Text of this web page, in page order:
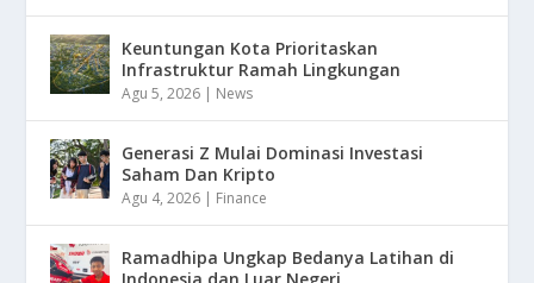
Keuntungan Kota Prioritaskan
Infrastruktur Ramah Lingkungan
Agu 5, 2026 | News
Generasi Z Mulai Dominasi Investasi
Saham Dan Kripto
Agu 4, 2026 | Finance
Ramadhipa Ungkap Bedanya Latihan di